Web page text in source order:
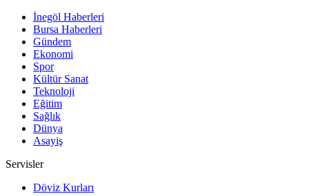
İnegöl Haberleri
Bursa Haberleri
Gündem
Ekonomi
Spor
Kültür Sanat
Teknoloji
Eğitim
Sağlık
Dünya
Asayiş
Servisler
Döviz Kurları